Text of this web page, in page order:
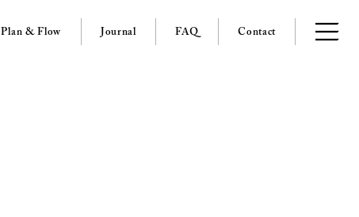
Plan & Flow Journal FAQ Contact